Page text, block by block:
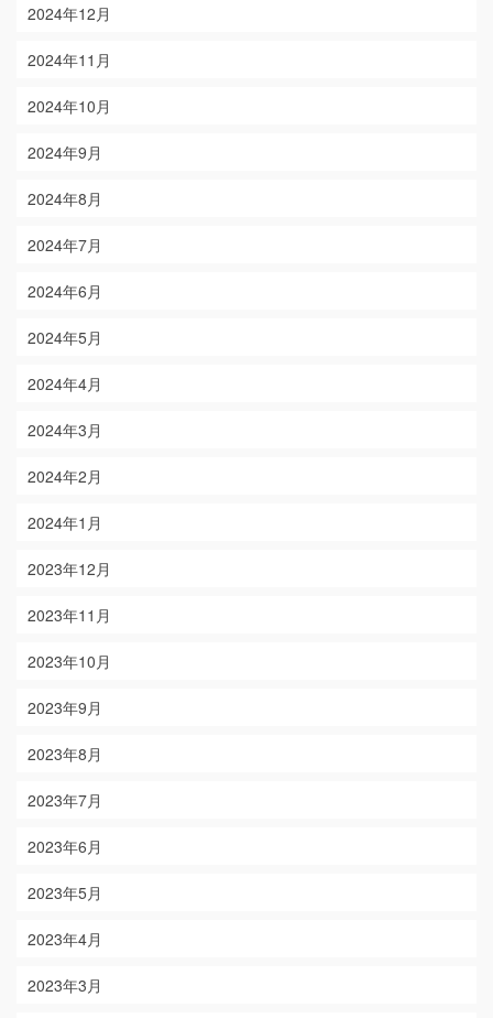
2024年12月
2024年11月
2024年10月
2024年9月
2024年8月
2024年7月
2024年6月
2024年5月
2024年4月
2024年3月
2024年2月
2024年1月
2023年12月
2023年11月
2023年10月
2023年9月
2023年8月
2023年7月
2023年6月
2023年5月
2023年4月
2023年3月